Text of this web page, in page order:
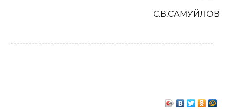
С.В.САМУЙЛОВ
------------------------------------------------------------------